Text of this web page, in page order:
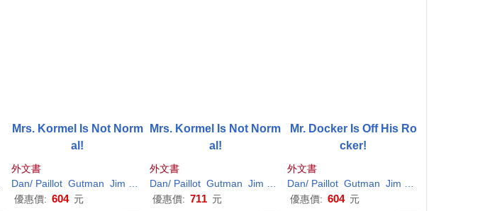
Mrs. Kormel Is Not Norm
al!
外文書
Dan/ Paillot Gutman Jim
優惠價: 604 元
Mrs. Kormel Is Not Norm
al!
外文書
Dan/ Paillot Gutman Jim
優惠價: 711 元
Mr. Docker Is Off His Ro
cker!
外文書
Dan/ Paillot Gutman Jim
優惠價: 604 元